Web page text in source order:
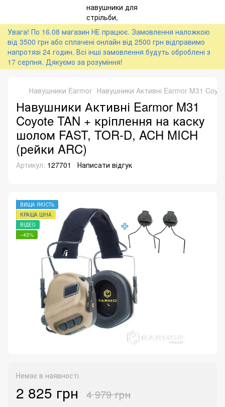
Увага! По 16.08 магазин НЕ працює. Замовлення наложкою
від 3500 грн або сплачені онлайн від 2500 грн відправимо
напротязі 24 годин. Всі інші замовлення будуть оброблені з
17 серпня. Дякуємо за розуміння!
Навушники Earmor Навушники Активні Earmor M31
Навушники Активні Earmor M31
Coyote TAN + кріплення на каску
шолом FAST, TOR-D, ACH MICH
(рейки ARC)
Артикул: 127701 Написати відгук
ВИЩА ЯКІСТЬ
КРАЩА ЦІНА
ВІДЕО
−43%
Немає в наявності
2 825 грн 4 979 грн